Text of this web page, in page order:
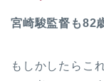
宮崎駿監督も82
もしかしたらこ